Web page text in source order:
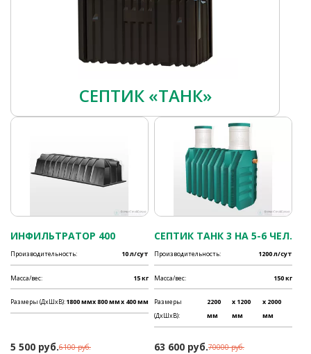
СЕПТИК «ТАНК»
ИНФИЛЬТРАТОР 400
Производительность: 10 л/сут
Масса/вес: 15 кг
Размеры (ДхШхВ):1800 ммx 800 ммx 400 мм
5 500 руб.6100 руб.
СЕПТИК ТАНК 3 НА 5-6 ЧЕЛ.
Производительность: 1200 л/сут
Масса/вес: 150 кг
Размеры
(ДхШхВ):
2200
мм
x 1200
мм
x 2000
мм
63 600 руб.70000 руб.